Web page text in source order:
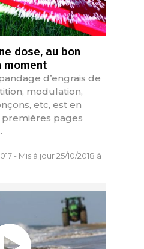
dose, au bon
moment
d’engrais de
modulation,
etc, est en
pages
- Mis à jour 25/10/2018 à